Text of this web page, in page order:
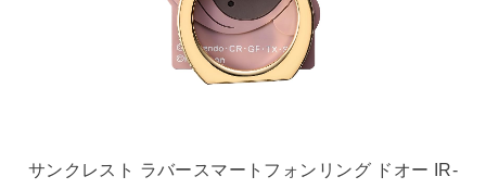
サンクレスト ラバースマートフォンリング ドオー IR-